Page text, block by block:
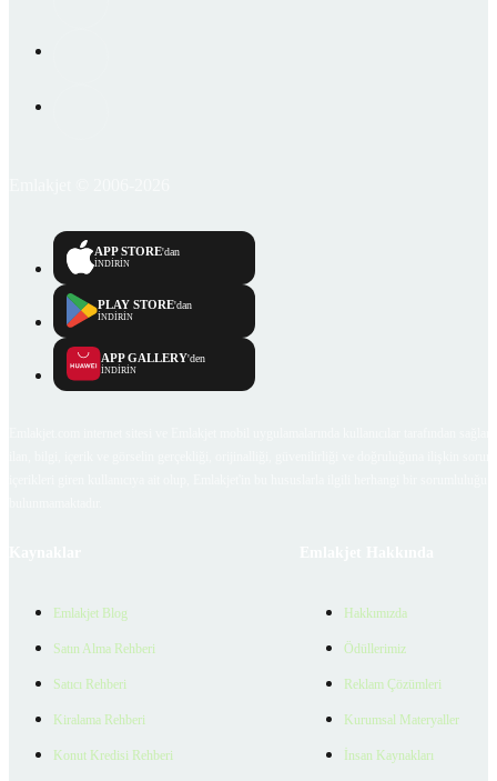
APP STORE'dan
İNDİRİN
PLAY STORE'dan
İNDİRİN
APP GALLERY'den
İNDİRİN
Emlakjet Blog
Satın Alma Rehberi
Satıcı Rehberi
Kiralama Rehberi
Konut Kredisi Rehberi
Hakkımızda
Ödüllerimiz
Reklam Çözümleri
Kurumsal Materyaller
İnsan Kaynakları